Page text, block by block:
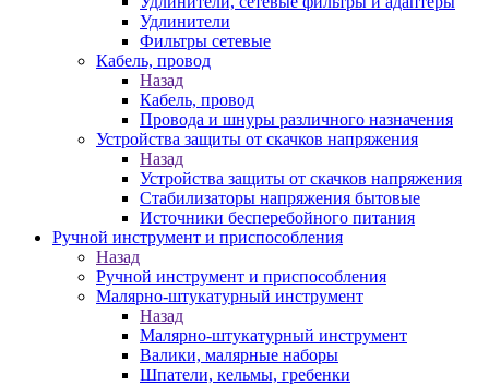
Удлинители
Фильтры сетевые
Кабель, провод
Назад
Кабель, провод
Провода и шнуры различного назначения
Устройства защиты от скачков напряжения
Назад
Устройства защиты от скачков напряжения
Стабилизаторы напряжения бытовые
Источники бесперебойного питания
Ручной инструмент и приспособления
Назад
Ручной инструмент и приспособления
Малярно-штукатурный инструмент
Назад
Малярно-штукатурный инструмент
Валики, малярные наборы
Шпатели, кельмы, гребенки